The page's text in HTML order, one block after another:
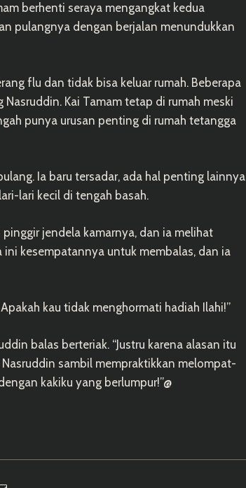
berhenti seraya mengangkat kedua
pulangnya dengan berjalan menundukkan
flu dan tidak bisa keluar rumah. Beberapa
Kai Tamam tetap di rumah meski
punya urusan penting di rumah tetangga
Ia baru tersadar, ada hal penting lainnya
lari kecil di tengah basah.
jendela kamarnya, dan ia melihat
ini kesempatannya untuk membalas, dan ia
kau tidak menghormati hadiah Ilahi!”
balas berteriak. “Justru karena alasan itu
sambil mempraktikkan melompat-
kakiku yang berlumpur!”@